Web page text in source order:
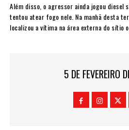
Além disso, o agressor ainda jogou diesel
tentou atear fogo nele. Na manhã desta
localizou a vítima na área externa do sítio
5 DE FEVEREIRO